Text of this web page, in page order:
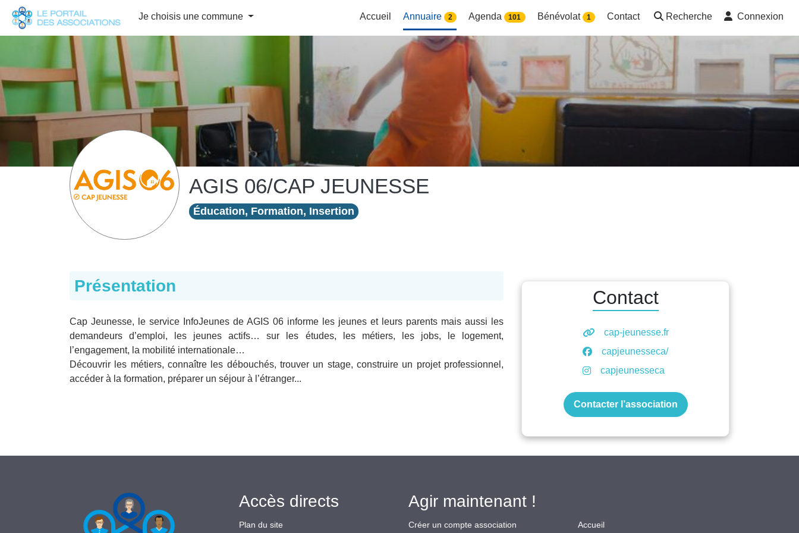
Je choisis une commune Accueil Annuaire 2 Agenda 101 Bénévolat 1 Contact Recherche Connexion
AGIS 06/CAP JEUNESSE
Éducation, Formation, Insertion
Présentation
Cap Jeunesse, le service InfoJeunes de AGIS 06 informe les jeunes et leurs parents mais aussi les
demandeurs d’emploi, les jeunes actifs… sur les études, les métiers, les jobs, le logement,
l’engagement, la mobilité internationale…
Découvrir les métiers, connaître les débouchés, trouver un stage, construire un projet professionnel,
accéder à la formation, préparer un séjour à l’étranger...
Contact
cap-jeunesse.fr
capjeunesseca/
capjeunesseca
Contacter l’association
Accès directs
Plan du site
Agir maintenant !
Créer un compte association Accueil
Panneau de gestion des cookies